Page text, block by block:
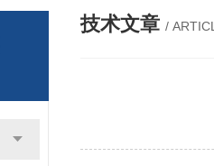
技术文章 /